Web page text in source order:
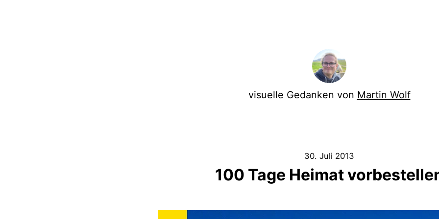
visuelle Gedanken von Martin Wolf
30. Juli 2013
100 Tage Heimat